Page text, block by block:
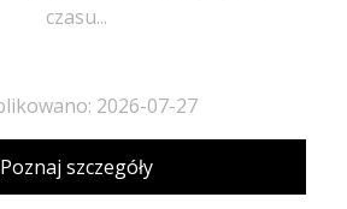
czasu...
2026-07-27
Poznaj szczegóły